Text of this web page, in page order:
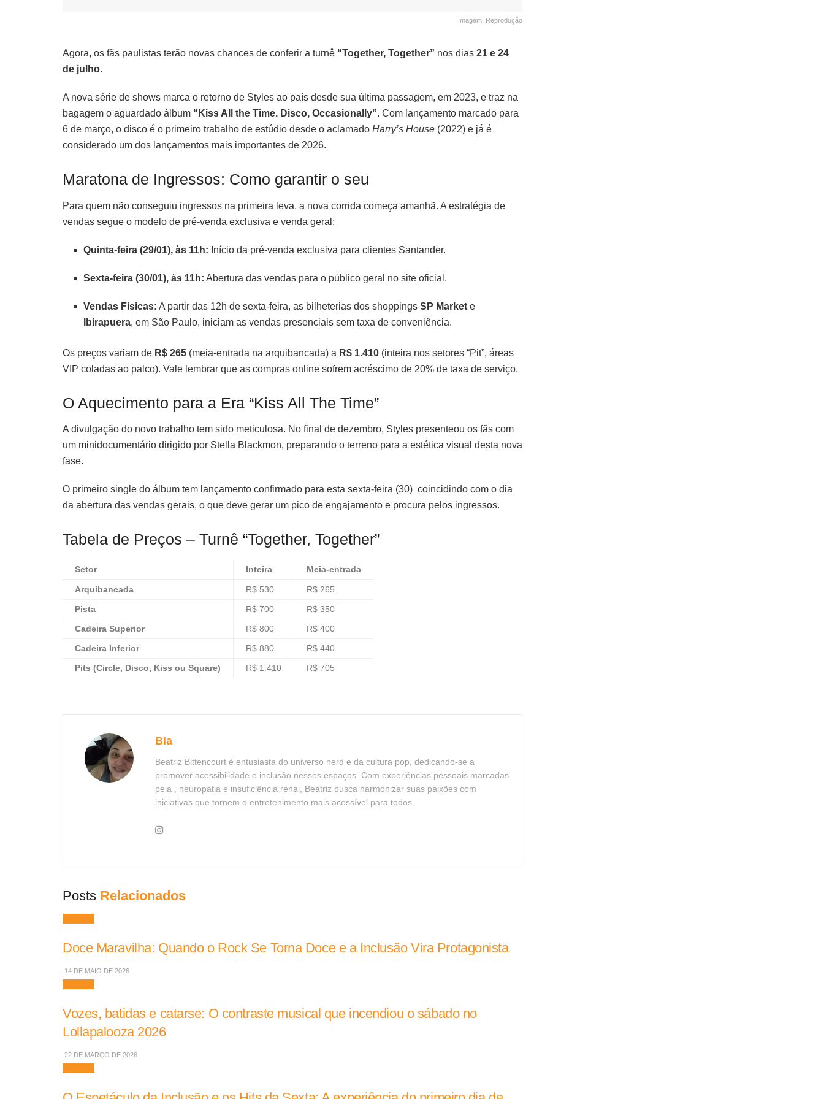
Imagem: Reprodução
Agora, os fãs paulistas terão novas chances de conferir a turnê “Together, Together” nos dias 21 e 24
de julho.
A nova série de shows marca o retorno de Styles ao país desde sua última passagem, em 2023, e traz na
bagagem o aguardado álbum “Kiss All the Time. Disco, Occasionally”. Com lançamento marcado para
6 de março, o disco é o primeiro trabalho de estúdio desde o aclamado Harry’s House (2022) e já é
considerado um dos lançamentos mais importantes de 2026.
Maratona de Ingressos: Como garantir o seu
Para quem não conseguiu ingressos na primeira leva, a nova corrida começa amanhã. A estratégia de
vendas segue o modelo de pré-venda exclusiva e venda geral:
Quinta-feira (29/01), às 11h: Início da pré-venda exclusiva para clientes Santander.
Sexta-feira (30/01), às 11h: Abertura das vendas para o público geral no site oficial.
Vendas Físicas: A partir das 12h de sexta-feira, as bilheterias dos shoppingsSP Market e
Ibirapuera, em São Paulo, iniciam as vendas presenciais sem taxa de conveniência.
Os preços variam de R$ 265 (meia-entrada na arquibancada) a R$ 1.410 (inteira nos setores “Pit”, áreas
VIP coladas ao palco). Vale lembrar que as compras online sofrem acréscimo de 20% de taxa de serviço.
O Aquecimento para a Era “Kiss All The Time”
A divulgação do novo trabalho tem sido meticulosa. No final de dezembro, Styles presenteou os fãs com
um minidocumentário dirigido por Stella Blackmon, preparando o terreno para a estética visual desta nova
fase.
O primeiro single do álbum tem lançamento confirmado para esta sexta-feira (30) coincidindo com o dia
da abertura das vendas gerais, o que deve gerar um pico de engajamento e procura pelos ingressos.
Tabela de Preços – Turnê “Together, Together”
Setor Inteira Meia-entrada
Arquibancada R$ 530 R$ 265
Pista R$ 700 R$ 350
Cadeira Superior R$ 800 R$ 400
Cadeira Inferior R$ 880 R$ 440
Pits (Circle, Disco, Kiss ou Square) R$ 1.410 R$ 705
Bia
Beatriz Bittencourt é entusiasta do universo nerd e da cultura pop, dedicando-se a
promover acessibilidade e inclusão nesses espaços. Com experiências pessoais marcadas
pela , neuropatia e insuficiência renal, Beatriz busca harmonizar suas paixões com
iniciativas que tornem o entretenimento mais acessível para todos.
Posts Relacionados
Doce Maravilha: Quando o Rock Se Torna Doce e a Inclusão Vira Protagonista
14 DE MAIO DE 2026
Vozes, batidas e catarse: O contraste musical que incendiou o sábado no
Lollapalooza 2026
22 DE MARÇO DE 2026